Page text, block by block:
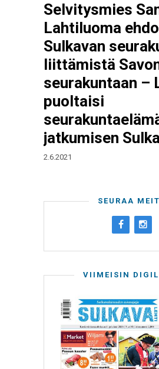
Selvitysmies
Lahtiluoma
Sulkavan
liittämistä
seurakuntaan –
puoltaisi
jatkumisen
2.6.2021
SEURAA
VIIMEISIN